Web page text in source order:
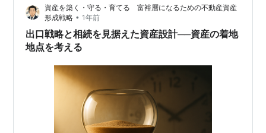
ースも少なくありません😱 今回…
資産を築く・守る・育てる 富裕層になるための不動産資産
形成戦略 • 1年前
出口戦略と相続を見据えた資産設計──資産の着地
地点を考える